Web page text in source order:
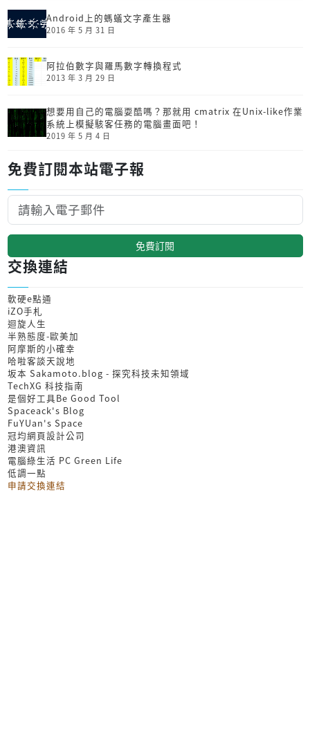
Android上的螞蟻文字產生器
2016 年 5 月 31 日
阿拉伯數字與羅馬數字轉換程式
2013 年 3 月 29 日
想要用自己的電腦耍酷嗎？那就用 cmatrix 在Unix-like作業
系統上模擬駭客任務的電腦畫面吧！
2019 年 5 月 4 日
免費訂閱本站電子報
免費訂閱
交換連結
軟硬e點通
iZO手札
迴旋人生
半熟態度-歐美加
阿摩斯的小確幸
哈啦客談天說地
坂本 Sakamoto.blog - 探究科技未知領域
TechXG 科技指南
是個好工具Be Good Tool
Spaceack's Blog
FuYUan's Space
冠均網頁設計公司
港澳資訊
電腦綠生活 PC Green Life
低調一點
申請交換連結